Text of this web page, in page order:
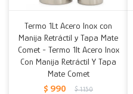
Termo 1Lt Acero Inox con
Manija Retráctil y Tapa Mate
Comet - Termo 1lt Acero Inox
Con Manija Retráctil Y Tapa
Mate Comet
$ 990 $ 1.150